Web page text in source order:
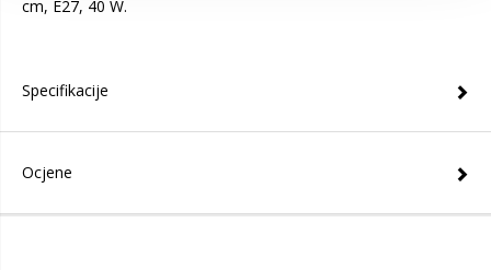
cm, E27, 40 W.
Specifikacije
Ocjene